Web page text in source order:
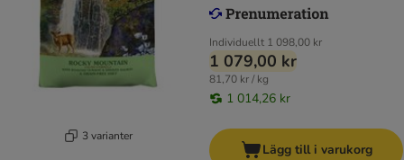
3 varianter
Individuellt 1 098,00 kr
1 079,00 kr
81,70 kr / kg
1 014,26 kr
Lägg till i varukorg